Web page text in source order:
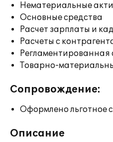
Нематериальные
Основные средства
Расчет зарплаты и
Расчеты с
Регламентированная
Товарно-
Сопровождение:
Оформлено льготное
Описание